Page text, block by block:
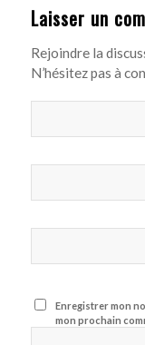
Laisser un
Rejoindre la
N’hésitez pas à
Enregistrer mon
mon prochain